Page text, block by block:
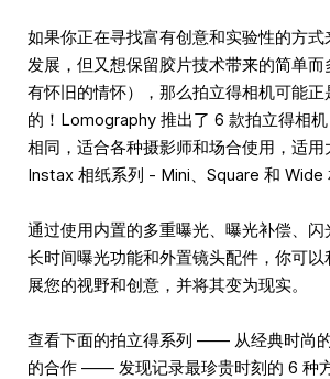
如果你正在寻找富有创意和实验性的方
发展，但又想保留胶片技术带来的简单
有怀旧的情怀），那么拍立得相机可能
的！Lomography 推出了 6 款拍立得相
相同，适合各种摄影师和场合使用，适用
Instax 相纸系列 - Mini、Square 和 Wide
通过使用内置的多重曝光、曝光补偿、闪
长时间曝光功能和外置镜头配件，你可
展您的视野和创意，并将其变为现实。
查看下面的拍立得系列 —— 从经典时尚
的合作 —— 发现记录最珍贵时刻的 6 种方